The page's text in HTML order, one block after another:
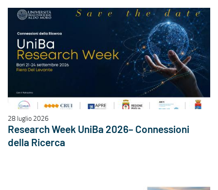
28 luglio 2026
Research Week UniBa 2026– Connessioni
della Ricerca